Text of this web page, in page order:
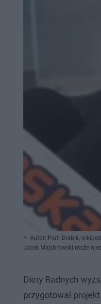
Autor: Piotr Drabik,
Jacek Majchrowski może
Diety Radnych
przygotował